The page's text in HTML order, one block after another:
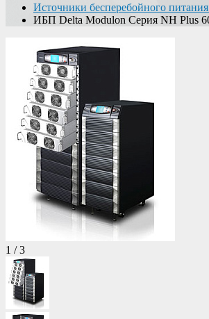
Источники бесперебойного
ИБП Delta Modulon Серия NH Plus
1 /3